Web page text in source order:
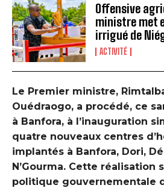
Offensive
ministre met
irrigué de
ACTIVITÉ
Le Premier ministre,
Ouédraogo, a procédé, ce
à Banfora, à l’inauguration
quatre nouveaux centres
implantés à Banfora, Dori,
N’Gourma. Cette réalisation
politique gouvernementale